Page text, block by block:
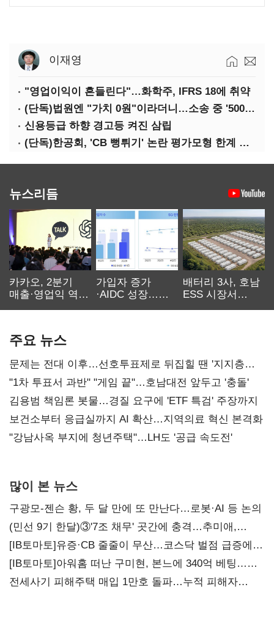
이재영
"영업이익이 흔들린다"…화학주, IFRS 18에 취약
(단독)법원엔 "가치 0원"이라더니…소송 중 '500원 유증' 강행한 라인게임즈
신용등급 하향 경고등 켜진 삼립
(단독)한공회, 'CB 뻥튀기' 논란 평가모형 한계 인정…당국 방관 속 장부 왜곡 수두룩
뉴스리듬
카카오, 2분기
매출·영업익 역대
가입자 증가
·AIDC 성장…
배터리 3사, 호남
ESS 시장서
주요 뉴스
문제는 전대 이후…선호투표제로 뒤집힐 땐 '지지층
불복'
"1차 투표서 과반" "게임 끝"…호남대전 앞두고 '충돌'
김용범 책임론 봇물…경질 요구에 'ETF 특검' 주장까지
보건소부터 응급실까지 AI 확산…지역의료 혁신 본격화
"강남사옥 부지에 청년주택"…LH도 '공급 속도전'
많이 본 뉴스
구광모-젠슨 황, 두 달 만에 또 만난다…로봇·AI 등 논의
(민선 9기 한달)③'7조 채무' 곳간에 충격…추미애,
20년만에 '비상재정' 선언 승부수
[IB토마토]유증·CB 줄줄이 무산…코스닥 벌점 급증에
상폐 압박
[IB토마토]아워홈 떠난 구미현, 본느에 340억 베팅…
가족 지배체제 구축
전세사기 피해주택 매입 1만호 돌파…누적 피해자